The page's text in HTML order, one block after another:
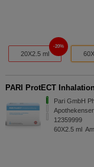
20X2.5 ml
20%
PARI ProtECT
Pari GmbH
12359999
60X2.5 ml